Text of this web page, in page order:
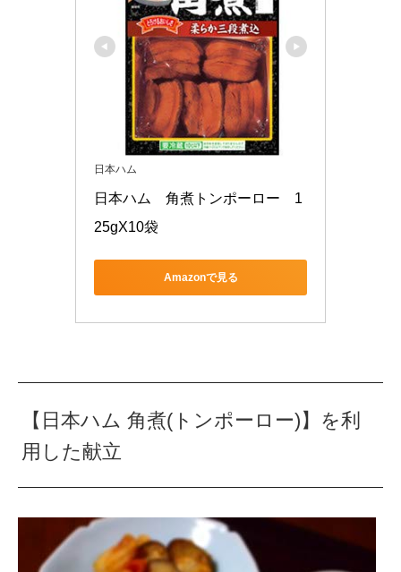
日本ハム
日本ハム　角煮トンポーロー　1
25gX10袋
Amazonで見る
【日本ハム 角煮(トンポーロー)】を利
用した献立